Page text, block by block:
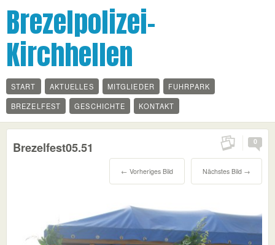
Brezelpolizei-
Kirchhellen
START AKTUELLES MITGLIEDER
FUHRPARK
BREZELFEST
GESCHICHTE KONTAKT
0
Brezelfest05.51
Nächstes Bild →
← Vorheriges Bild